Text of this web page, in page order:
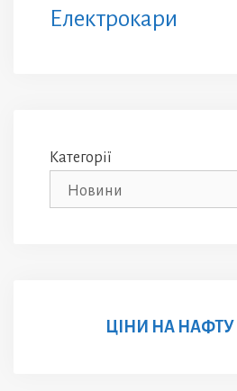
Електрокари
Категорії
ЦІНИ НА НАФТУ